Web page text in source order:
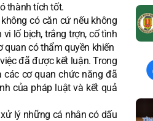
thành tích tốt.
có căn cứ nếu không
lố bịch, trắng trợn, cố tình
quan có thẩm quyền khiến
đã được kết luận. Trong
các cơ quan chức năng đã
của pháp luật và kết quả
lý những cá nhân có dấu